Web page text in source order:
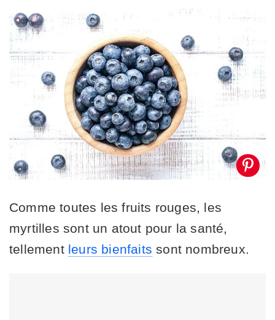
Comme toutes les fruits rouges, les
myrtilles sont un atout pour la santé,
tellement leurs bienfaits sont nombreux.